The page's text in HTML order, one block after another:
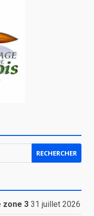
zone 3 31 juillet 2026